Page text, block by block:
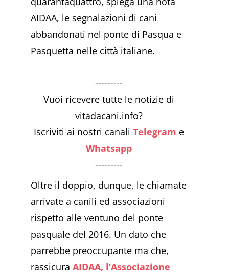
AIDAA, le segnalazioni di cani
abbandonati nel ponte di Pasqua e
Pasquetta nelle città italiane.
---------
Vuoi ricevere tutte le notizie di
vitadacani.info?
Iscriviti ai nostri canali Telegram e
Whatsapp
---------
Oltre il doppio, dunque, le chiamate
arrivate a canili ed associazioni
rispetto alle ventuno del ponte
pasquale del 2016. Un dato che
parrebbe preoccupante ma che,
rassicura AIDAA, l’Associazione